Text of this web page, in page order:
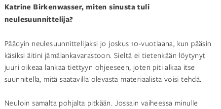
Katrine Birkenwasser, miten sinusta tuli
neulesuunnittelija?
Päädyin neulesuunnittelijaksi jo joskus 10-vuotiaana, kun pääsin
käsiksi äitini jämälankavarastoon. Sieltä ei tietenkään löytynyt
juuri oikeaa lankaa tiettyyn ohjeeseen, joten piti alkaa itse
suunnitella, mitä saatavilla olevasta materiaalista voisi tehdä.
Neuloin samalta pohjalta pitkään. Jossain vaiheessa minulle